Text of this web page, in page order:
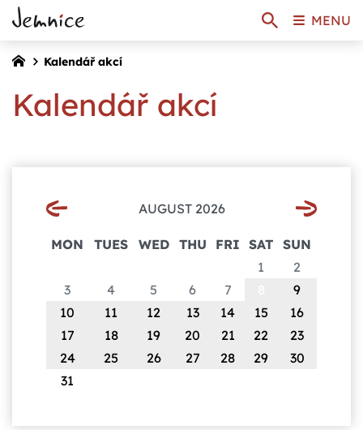
Kalendář akcí
Kalendář akcí
AUGUST 2026
MON TUES WED THU FRI SAT
SUN
1
2
3
4 5 6 7
9
10
11 12 13 14 15
16
17
18 19 20 21 22
23
24
25 26 27 28 29
30
31
MENU